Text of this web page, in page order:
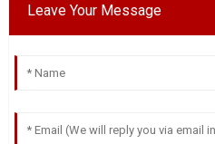
Leave Your Message